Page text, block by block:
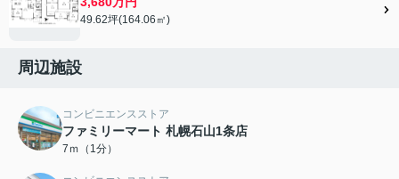
49.62坪(164.06㎡)
周辺施設
コンビニエンスストア
ファミリーマート 札幌石山1条店
7ｍ（1分）